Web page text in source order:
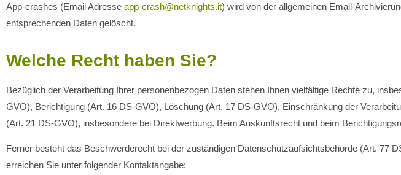
App-crashes (Email Adresse app-crash@netknights.it) wird von der allgemeinen Email-
entsprechenden Daten gelöscht.
Welche Recht haben Sie?
Bezüglich der Verarbeitung Ihrer personenbezogen Daten stehen Ihnen vielfältige Rechte zu,
GVO), Berichtigung (Art. 16 DS-GVO), Löschung (Art. 17 DS-GVO), Einschränkung der
(Art. 21 DS-GVO), insbesondere bei Direktwerbung. Beim Auskunftsrecht und beim
Ferner besteht das Beschwerderecht bei der zuständigen Datenschutzaufsichtsbehörde (Art. 77
erreichen Sie unter folgender Kontaktangabe: